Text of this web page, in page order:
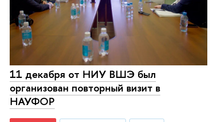
11 декабря от НИУ ВШЭ был
организован повторный визит в
НАУФОР